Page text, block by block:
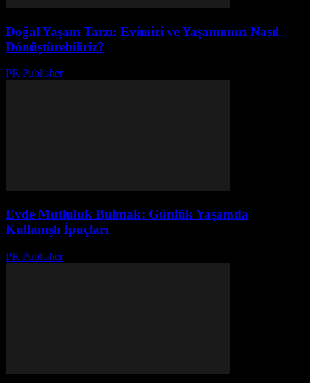
Doğal Yaşam Tarzı: Evimizi ve Yaşamımızı Nasıl
Dönüştürebiliriz?
PR Publisher-
Evde Mutluluk Bulmak: Günlük Yaşamda
Kullanışlı İpuçları
PR Publisher-